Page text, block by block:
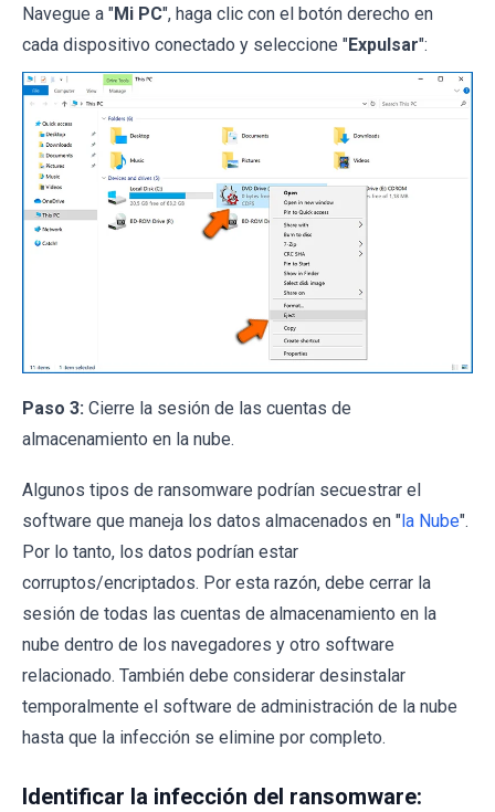
Navegue a "Mi PC", haga clic con el botón derecho en
cada dispositivo conectado y seleccione "Expulsar":
Paso 3: Cierre la sesión de las cuentas de
almacenamiento en la nube.
Algunos tipos de ransomware podrían secuestrar el
software que maneja los datos almacenados en " la Nube".
Por lo tanto, los datos podrían estar
corruptos/encriptados. Por esta razón, debe cerrar la
sesión de todas las cuentas de almacenamiento en la
nube dentro de los navegadores y otro software
relacionado. También debe considerar desinstalar
temporalmente el software de administración de la nube
hasta que la infección se elimine por completo.
Identificar la infección del ransomware: